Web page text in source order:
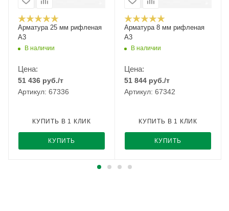
Арматура 25 мм рифленая
А3
В наличии
Цена:
51 436 руб./т
Артикул: 67336
КУПИТЬ
КУПИТЬ В 1 КЛИК
Арматура 8 мм рифленая
А3
В наличии
Цена:
51 844 руб./т
Артикул: 67342
КУПИТЬ
КУПИТЬ В 1 КЛИК